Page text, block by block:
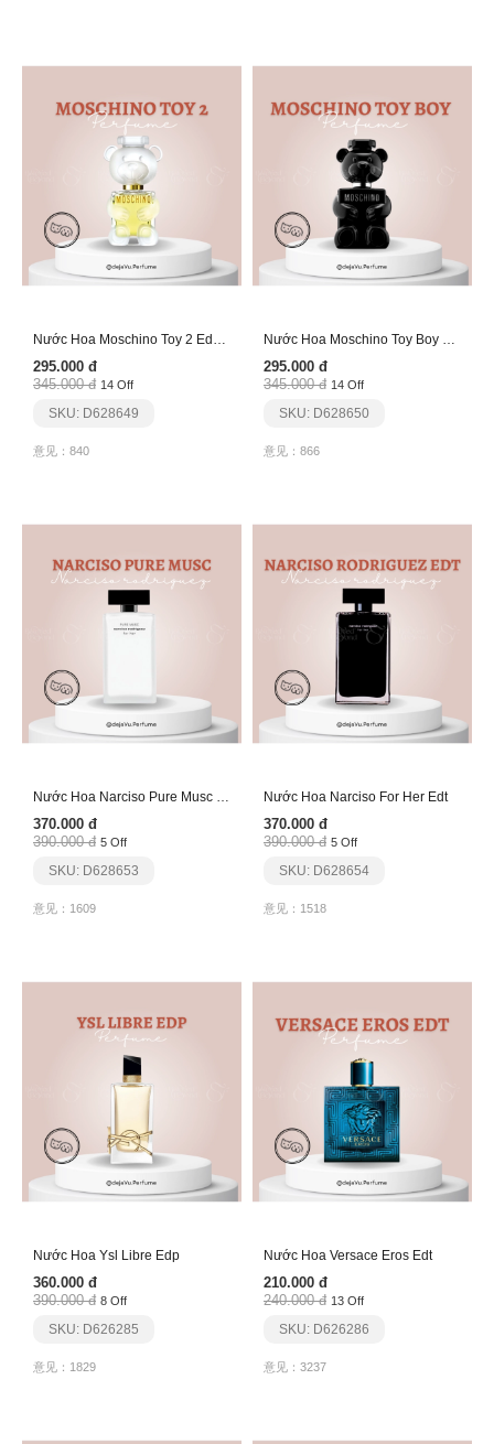
295.000 đ
345.000 đ 14 Off
SKU: D628649
意见：840
295.000 đ
345.000 đ 14 Off
SKU: D628650
意见：866
Nước Hoa Narciso Pure Musc Edp
370.000 đ
390.000 đ 5 Off
SKU: D628653
意见：1609
Nước Hoa Narciso For Her Edt
370.000 đ
390.000 đ 5 Off
SKU: D628654
意见：1518
Nước Hoa Ysl Libre Edp
360.000 đ
390.000 đ 8 Off
SKU: D626285
意见：1829
Nước Hoa Versace Eros Edt
210.000 đ
240.000 đ 13 Off
SKU: D626286
意见：3237